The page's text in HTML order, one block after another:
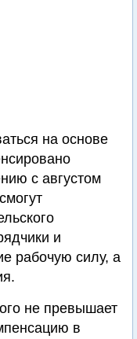
на основе
с августом
и
рабочую силу, а
не превышает
в